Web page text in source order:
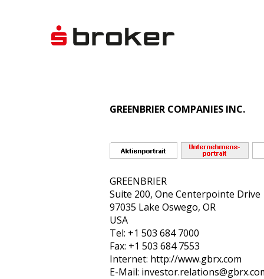
GREENBRIER COMPANIES INC.
GREENBRIER
Suite 200, One Centerpointe Drive
97035 Lake Oswego, OR
USA
Tel: +1 503 684 7000
Fax: +1 503 684 7553
Internet: http://www.gbrx.com
E-Mail: